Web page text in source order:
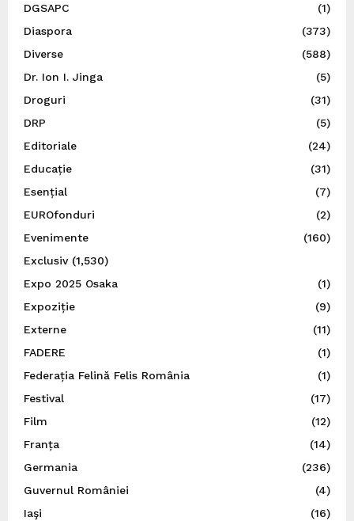
DGSAPC
(1)
Diaspora
(373)
Diverse
(588)
Dr. Ion I. Jinga
(5)
Droguri
(31)
DRP
(5)
Editoriale
(24)
Educație
(31)
Esențial
(7)
EUROfonduri
(2)
Evenimente
(160)
Exclusiv(1,530)
Expo 2025 Osaka
(1)
Expoziție
(9)
Externe
(11)
FADERE
(1)
Federația Felină Felis România
(1)
Festival
(17)
Film
(12)
Franța
(14)
Germania
(236)
Guvernul României
(4)
Iaşi
(16)